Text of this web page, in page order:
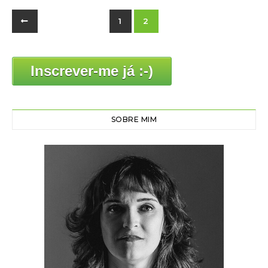
1 2
Inscrever-me já :-)
SOBRE MIM